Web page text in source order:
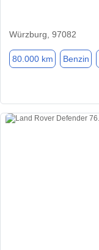
Würzburg, 97082
80.000 km Benzin